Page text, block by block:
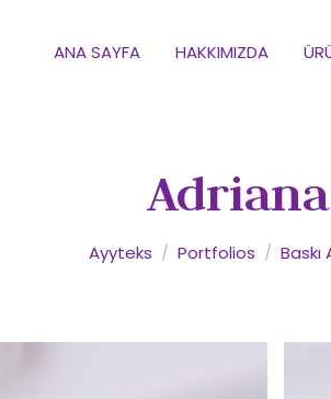
ANA SAYFA HAKKIMIZDA
Ayyteks / Portfolios / Baskı